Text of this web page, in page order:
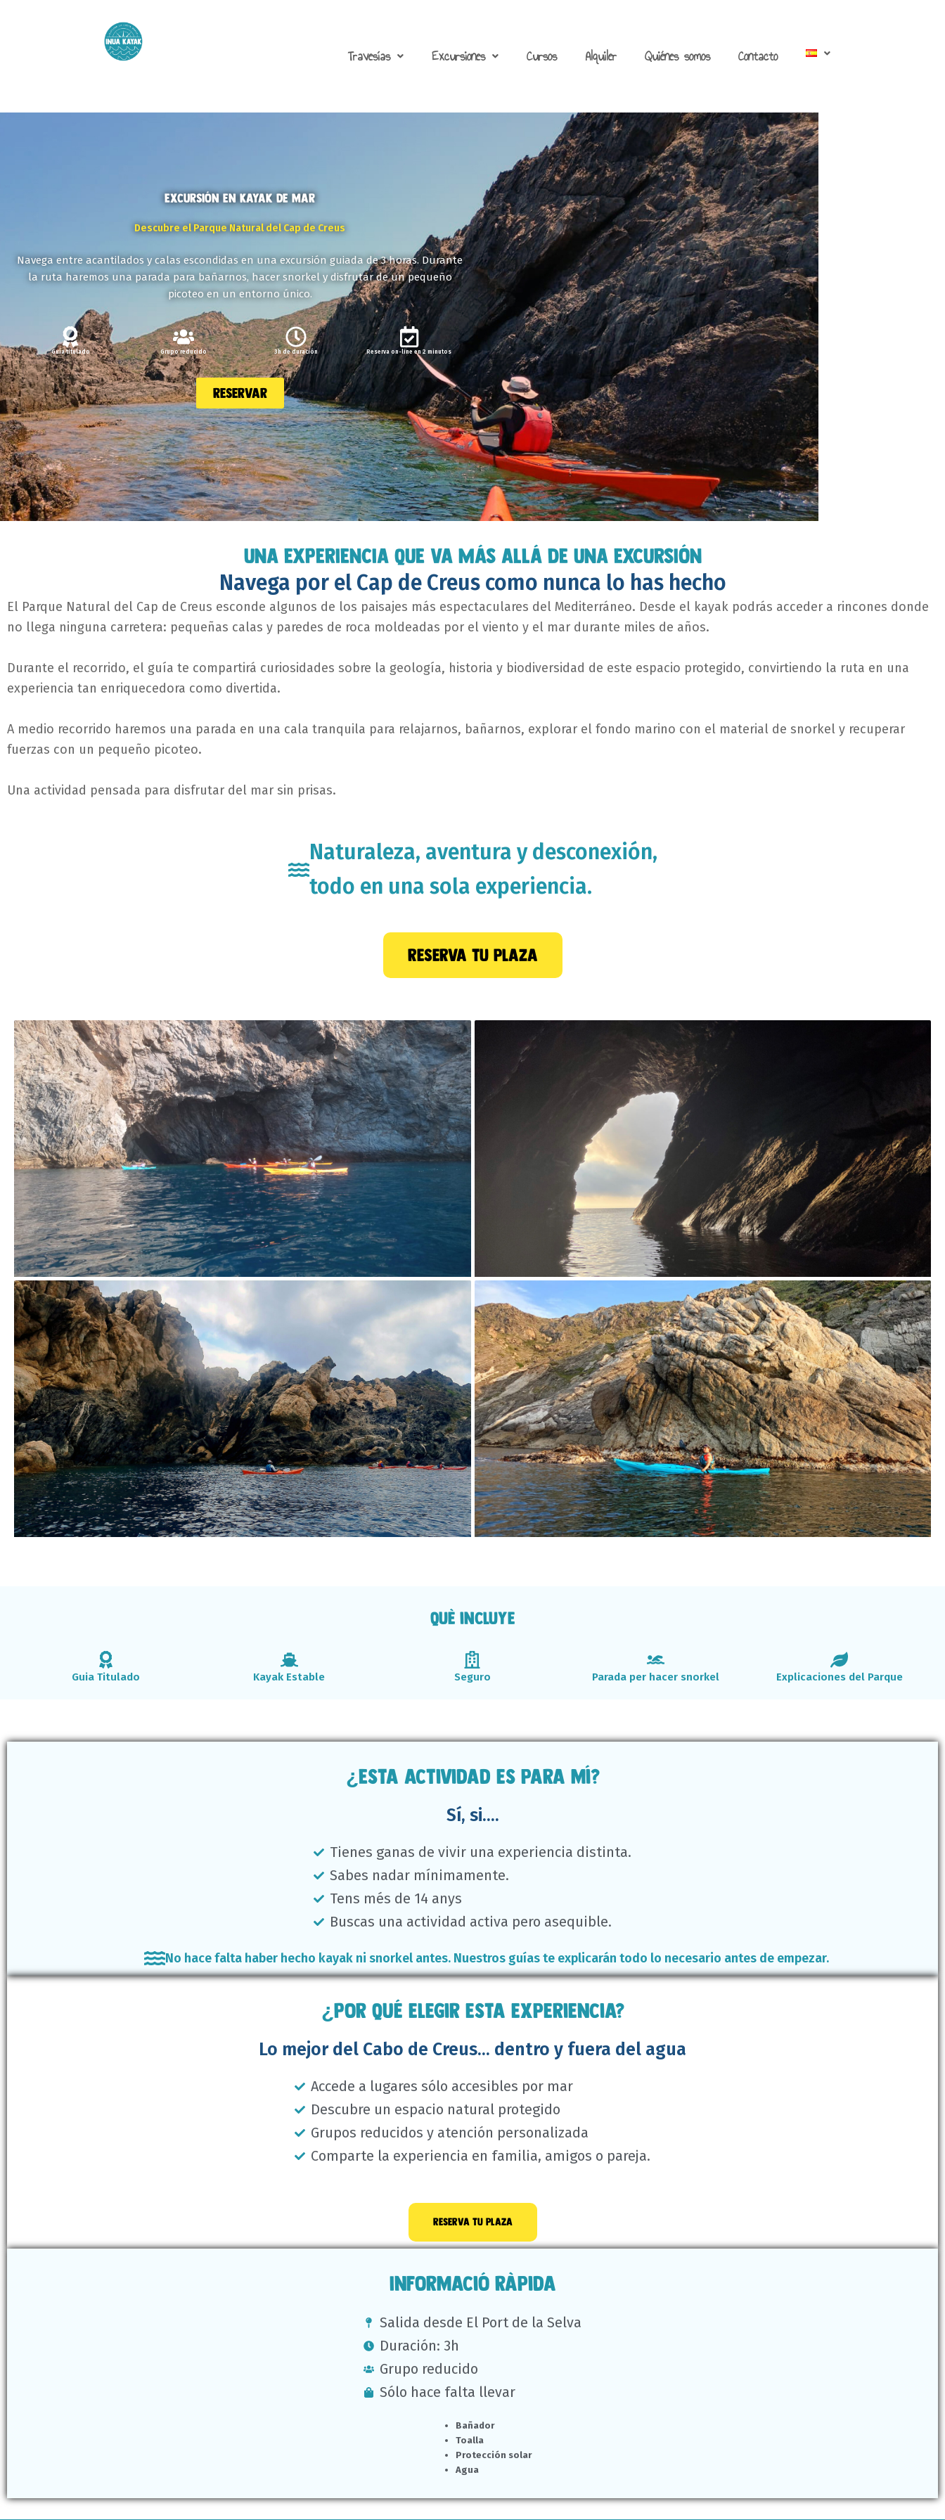
Travesías Excursiones Cursos Alquiler Quiénes somos Contacto
Excursión en Kayak de mar
Descubre el Parque Natural del Cap de Creus
Navega entre acantilados y calas escondidas en una excursión guiada de 3 horas. Durante
la ruta haremos una parada para bañarnos, hacer snorkel y disfrutar de un pequeño
picoteo en un entorno único.
Guía titulado Grupo reducido 3h de duración Reserva on-line en 2 minutos
reservar
UNA EXPERIENCIA QUE VA MÁS ALLÁ DE UNA EXCURSIÓN
Navega por el Cap de Creus como nunca lo has hecho
El Parque Natural del Cap de Creus esconde algunos de los paisajes más espectaculares del Mediterráneo. Desde el kayak podrás acceder a rincones donde
no llega ninguna carretera: pequeñas calas y paredes de roca moldeadas por el viento y el mar durante miles de años.
Durante el recorrido, el guía te compartirá curiosidades sobre la geología, historia y biodiversidad de este espacio protegido, convirtiendo la ruta en una
experiencia tan enriquecedora como divertida.
A medio recorrido haremos una parada en una cala tranquila para relajarnos, bañarnos, explorar el fondo marino con el material de snorkel y recuperar
fuerzas con un pequeño picoteo.
Una actividad pensada para disfrutar del mar sin prisas.
Naturaleza, aventura y desconexión,
todo en una sola experiencia.
reserva tu plaza
què incluye
Guia Titulado Kayak Estable Seguro Parada per hacer snorkel Explicaciones del Parque
¿Esta actividad es para mí?
Sí, si....
Tienes ganas de vivir una experiencia distinta.
Sabes nadar mínimamente.
Tens més de 14 anys
Buscas una actividad activa pero asequible.
No hace falta haber hecho kayak ni snorkel antes. Nuestros guías te explicarán todo lo necesario antes de empezar.
¿Por qué elegir esta experiencia?
Lo mejor del Cabo de Creus... dentro y fuera del agua
Accede a lugares sólo accesibles por mar
Descubre un espacio natural protegido
Grupos reducidos y atención personalizada
Comparte la experiencia en familia, amigos o pareja.
reserva tu plaza
Informació ràpida
Salida desde El Port de la Selva
Duración: 3h
Grupo reducido
Sólo hace falta llevar
Bañador
Toalla
Protección solar
Agua